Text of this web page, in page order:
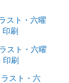
スト・六曜
印刷
スト・六曜
印刷
スト・六